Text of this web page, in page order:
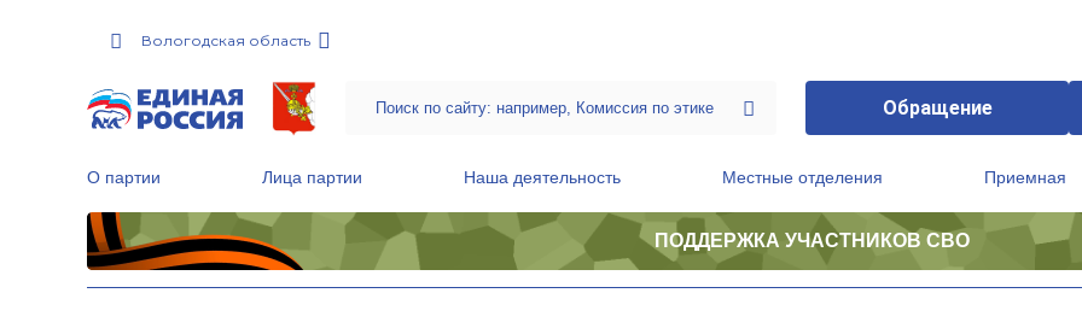
Вологодская область
Обращение
О партии Лица партии Наша деятельность Местные отделения Приемная
ПОДДЕРЖКА УЧАСТНИКОВ СВО